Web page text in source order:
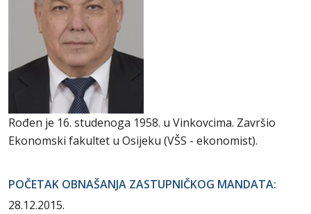
Rođen je 16. studenoga 1958. u Vinkovcima. Završio
Ekonomski fakultet u Osijeku (VŠS - ekonomist).
POČETAK OBNAŠANJA ZASTUPNIČKOG MANDATA:
28.12.2015.